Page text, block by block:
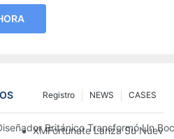
CASES
NEWS
Registro
Británico Transformó Un
XMFortunate Lanza Su Nueva